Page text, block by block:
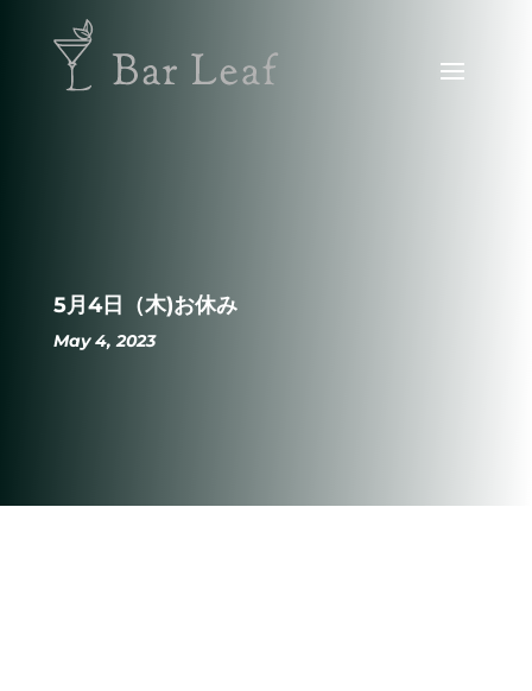
5月4日（木)お休み
May 4, 2023